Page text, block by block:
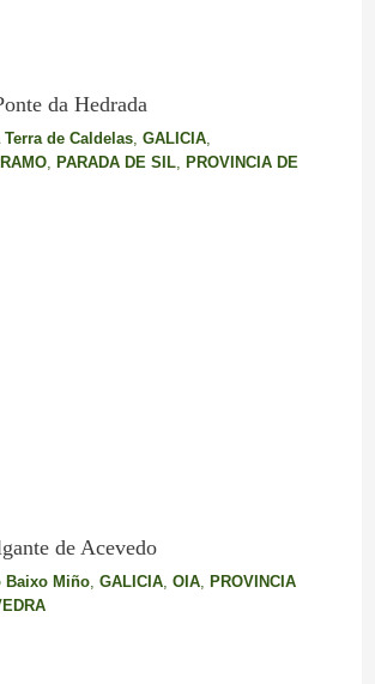
da Hedrada
de Caldelas, GALICIA,
, PARADA DE SIL, PROVINCIA DE
de Acevedo
Baixo Miño, GALICIA, OIA, PROVINCIA